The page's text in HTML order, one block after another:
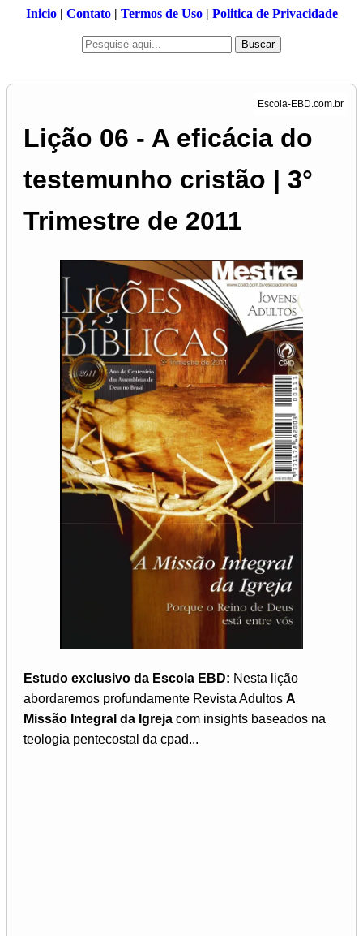
Inicio| Contato| Termos de Uso| Politica de Privacidade
Buscar
Lição 06 - A eficácia do
testemunho cristão | 3°
Trimestre de 2011
Estudo exclusivo da Escola EBD: Nesta lição
abordaremos profundamente Revista Adultos A
Missão Integral da Igreja com insights baseados na
teologia pentecostal da cpad...